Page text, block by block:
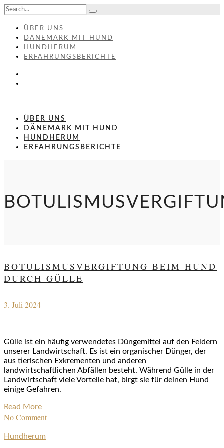
ÜBER UNS
DÄNEMARK MIT HUND
HUNDHERUM
ERFAHRUNGSBERICHTE
ÜBER UNS
DÄNEMARK MIT HUND
HUNDHERUM
ERFAHRUNGSBERICHTE
BOTULISMUSVERGIFTUNG BEIM HUND
DURCH GÜLLE
3. Juli 2024
Gülle ist ein häufig verwendetes Düngemittel auf den Feldern
unserer Landwirtschaft. Es ist ein organischer Dünger, der
aus tierischen Exkrementen und anderen
landwirtschaftlichen Abfällen besteht. Während Gülle in der
Landwirtschaft viele Vorteile hat, birgt sie für deinen Hund
einige Gefahren.
Read More
No Comment
Hundherum